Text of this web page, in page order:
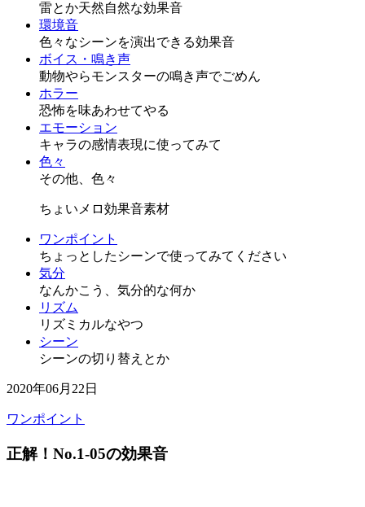
雷とか天然自然な効果音
環境音
色々なシーンを演出できる効果音
ボイス・鳴き声
動物やらモンスターの鳴き声でごめん
ホラー
恐怖を味あわせてやる
エモーション
キャラの感情表現に使ってみて
色々
その他、色々
ちょいメロ効果音素材
ワンポイント
ちょっとしたシーンで使ってみてください
気分
なんかこう、気分的な何か
リズム
リズミカルなやつ
シーン
シーンの切り替えとか
2020年06月22日
ワンポイント
正解！No.1-05の効果音